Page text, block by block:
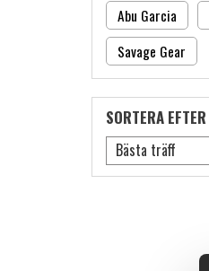
Abu Garcia
Savage Gear
SORTERA EFTER
Bästa träff